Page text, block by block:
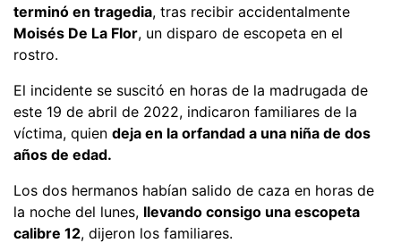
terminó en tragedia, tras recibir accidentalmente
Moisés De La Flor, un disparo de escopeta en el
rostro.
El incidente se suscitó en horas de la madrugada de
este 19 de abril de 2022, indicaron familiares de la
víctima, quien deja en la orfandad a una niña de dos
años de edad.
Los dos hermanos habían salido de caza en horas de
la noche del lunes, llevando consigo una escopeta
calibre 12, dijeron los familiares.